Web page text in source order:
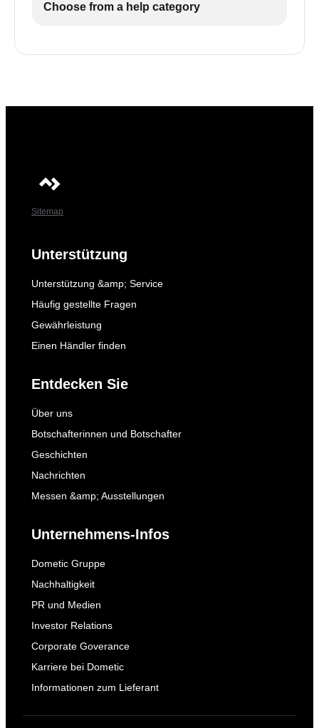
Choose from a help category
Sitemap
Unterstützung
Unterstützung &amp; Service
Häufig gestellte Fragen
Gewährleistung
Einen Händler finden
Entdecken Sie
Über uns
Botschafterinnen und Botschafter
Geschichten
Nachrichten
Messen &amp; Ausstellungen
Unternehmens-Infos
Dometic Gruppe
Nachhaltigkeit
PR und Medien
Investor Relations
Corporate Goverance
Karriere bei Dometic
Informationen zum Lieferant